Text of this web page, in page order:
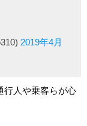
2019年4月
行人や乗客らが心